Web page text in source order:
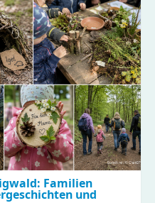
Familien
und